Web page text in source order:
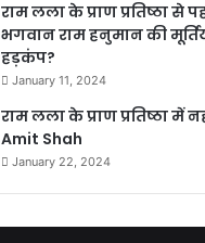
राम लला के प्राण प्रतिष्ठा से
भगवान राम हनुमान की
हड़कंप?
January 11, 2024
राम लला के प्राण प्रतिष्ठा में
Amit Shah
January 22, 2024